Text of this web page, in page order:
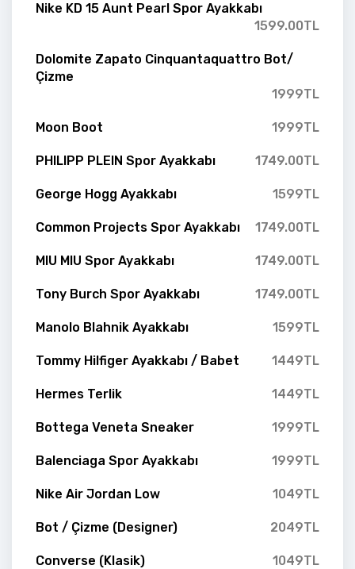
Nike KD 15 Aunt Pearl Spor Ayakkabı
1599.00TL
Dolomite Zapato Cinquantaquattro Bot/
Çizme
1999TL
Moon Boot 1999TL
PHILIPP PLEIN Spor Ayakkabı 1749.00TL
George Hogg Ayakkabı 1599TL
Common Projects Spor Ayakkabı 1749.00TL
MIU MIU Spor Ayakkabı 1749.00TL
Tony Burch Spor Ayakkabı 1749.00TL
Manolo Blahnik Ayakkabı 1599TL
Tommy Hilfiger Ayakkabı / Babet 1449TL
Hermes Terlik 1449TL
Bottega Veneta Sneaker 1999TL
Balenciaga Spor Ayakkabı 1999TL
Nike Air Jordan Low 1049TL
Bot / Çizme (Designer) 2049TL
Converse (Klasik) 1049TL